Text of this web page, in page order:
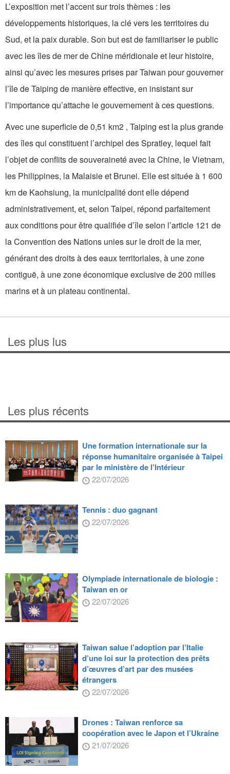
L’exposition met l’accent sur trois thèmes : les
développements historiques, la clé vers les territoires du
Sud, et la paix durable. Son but est de familiariser le public
avec les îles de mer de Chine méridionale et leur histoire,
ainsi qu’avec les mesures prises par Taiwan pour gouverner
l’île de Taiping de manière effective, en insistant sur
l’importance qu’attache le gouvernement à ces questions.
Avec une superficie de 0,51 km2 , Taiping est la plus grande
des îles qui constituent l’archipel des Spratley, lequel fait
l’objet de conflits de souveraineté avec la Chine, le Vietnam,
les Philippines, la Malaisie et Brunei. Elle est située à 1 600
km de Kaohsiung, la municipalité dont elle dépend
administrativement, et, selon Taipei, répond parfaitement
aux conditions pour être qualifiée d’île selon l’article 121 de
la Convention des Nations unies sur le droit de la mer,
générant des droits à des eaux territoriales, à une zone
contiguë, à une zone économique exclusive de 200 milles
marins et à un plateau continental.
Les plus lus
Les plus récents
Une formation internationale sur la
réponse humanitaire organisée à Taipei
par le ministère de l’Intérieur
22/07/2026
Tennis : duo gagnant
22/07/2026
Olympiade internationale de biologie :
Taiwan en or
22/07/2026
Taiwan salue l’adoption par l’Italie
d’une loi sur la protection des prêts
d’œuvres d’art par des musées
étrangers
22/07/2026
Drones : Taiwan renforce sa
coopération avec le Japon et l’Ukraine
21/07/2026